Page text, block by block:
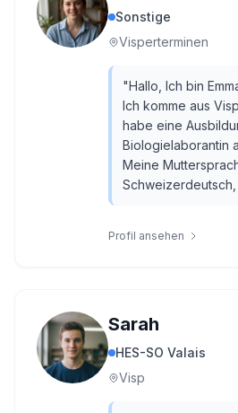
Sonstige
Visperterminen
"Hallo, Ich bin
Ich komme aus
habe eine
Biologielaborantin
Meine
Schweizerdeutsch,
Profil ansehen
Sarah
HES-SO Valais
Visp